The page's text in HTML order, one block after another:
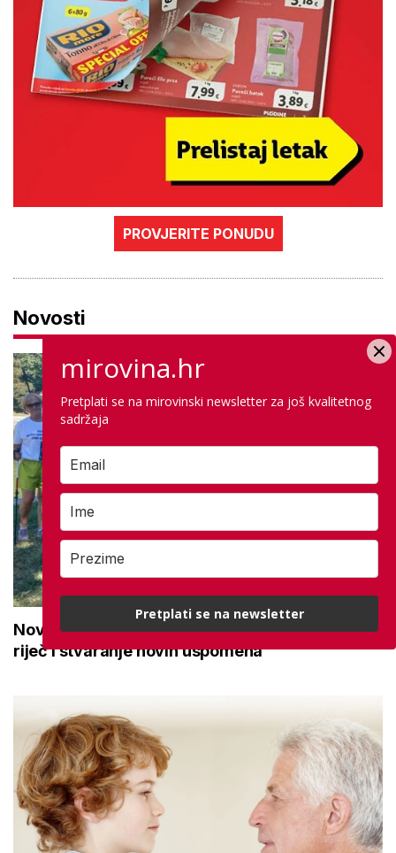
PROVJERITE PONUDU
Novosti
Novi projekt za aktivne seniore: 'Osmijeh, topla
riječ i stvaranje novih uspomena'
mirovina.hr
Pretplati se na mirovinski newsletter za još kvalitetnog
sadržaja
Pretplati se na newsletter